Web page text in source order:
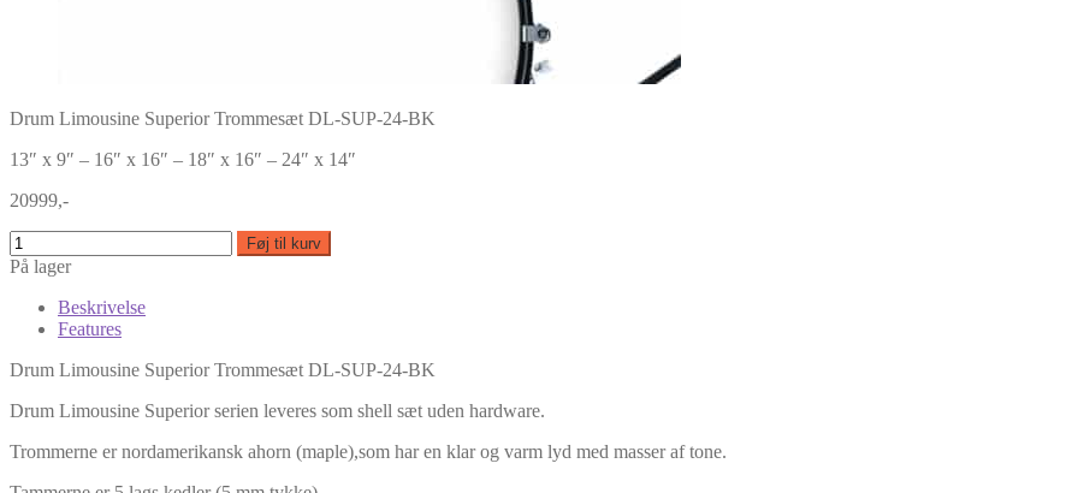
Drum Limousine Superior Trommesæt DL-SUP-24-BK
13″ x 9″ – 16″ x 16″ – 18″ x 16″ – 24″ x 14″
20999,-
Føj til kurv
På lager
Beskrivelse
Features
Drum Limousine Superior Trommesæt DL-SUP-24-BK
Drum Limousine Superior serien leveres som shell sæt uden hardware.
Trommerne er nordamerikansk ahorn (maple),som har en klar og varm lyd med masser af tone.